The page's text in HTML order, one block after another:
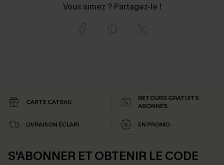
Vous aimez ? Partagez-le !
CARTE CATEAU
RETOURS GRATUITS
ABONNÉS
LIVRAISON ÉCLAIR EN PROMO
S'ABONNER ET OBTENIR LE CODE